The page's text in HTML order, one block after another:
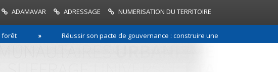
ADAMAVAR ADRESSAGE NUMERISATION DU TERRITOIRE
Réussir son pacte de gouvernance : construire une relation de confiance